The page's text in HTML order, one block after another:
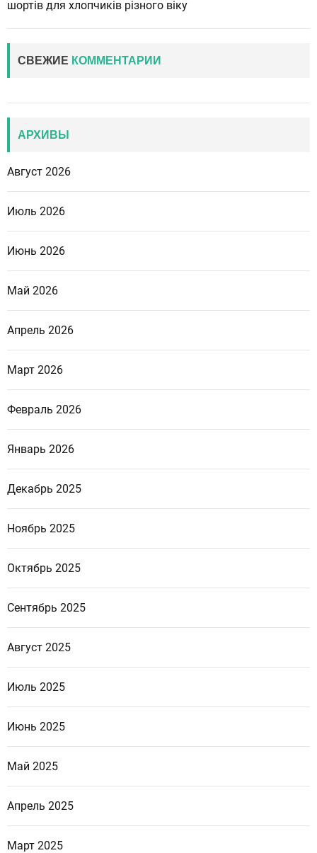
шортів для хлопчиків різного віку
СВЕЖИЕ КОММЕНТАРИИ
АРХИВЫ
Август 2026
Июль 2026
Июнь 2026
Май 2026
Апрель 2026
Март 2026
Февраль 2026
Январь 2026
Декабрь 2025
Ноябрь 2025
Октябрь 2025
Сентябрь 2025
Август 2025
Июль 2025
Июнь 2025
Май 2025
Апрель 2025
Март 2025